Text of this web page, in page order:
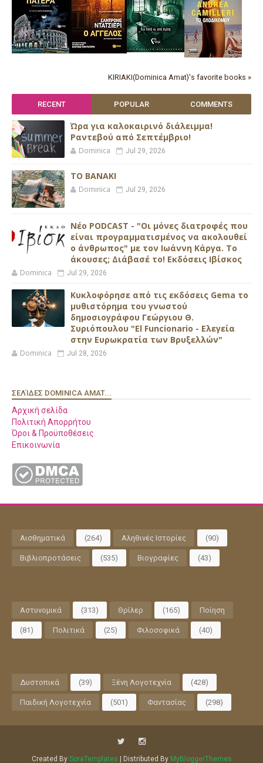
KIRIAKI(Dominica Amat)'s favorite books »
RECENT POPULAR COMMENTS
Ώρα για καλοκαιρινό διάλειμμα!
Ραντεβού από Σεπτέμβριο!
Dominica Jul 29, 2026
ΤΟ ΒΑΝΑΚΙ
Dominica Jul 29, 2026
Νέο PODCAST - "Οι μόνες διατροφές που
είναι προγραμματισμένος να ακολουθεί
ο άνθρωπος" με τον Ιωάννη Κάργα. Το
άκουσες; Διάβασέ το! Εκδόσεις Ιβίσκος
Dominica Jul 29, 2026
Κυκλοφόρησε από τις εκδόσεις Gema το
μυθιστόρημα του γνωστού
δημοσιογράφου Γεώργιου Θ.
Συριόπουλου "El Funcionario - Ελεγεία
στην Ευρωκρατία των Βρυξελλών"
Dominica Jul 28, 2026
ΣΕΛΊΔΕΣ DOMINICA AMAT...
Αρχική σελίδα
Πολιτική Απορρήτου
Όροι & Προϋποθέσεις
Επικοινωνία
Αισθηματικά (264) Αληθινές Ιστορίες (90)
Βιβλιοπροτάσεις (535) Βιογραφίες (43)
Αστυνομικά (313) Θρίλερ (165) Ποίηση
(81) Πολιτικά (25) Φιλοσοφικά (40)
Δυστοπικά (39) Ξένη Λογοτεχνία (428)
Παιδική Λογοτεχνία (501) Φαντασίας (298)
Created By SoraTemplates | Distributed By MyBloggerThemes